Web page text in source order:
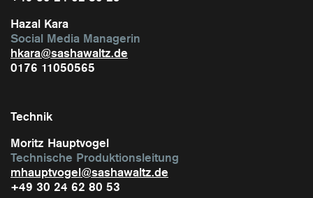
Hazal Kara
Social Media Managerin
hkara@sashawaltz.de
0176 11050565
Technik
Moritz Hauptvogel
Technische Produktionsleitung
mhauptvogel@sashawaltz.de
+49 30 24 62 80 53